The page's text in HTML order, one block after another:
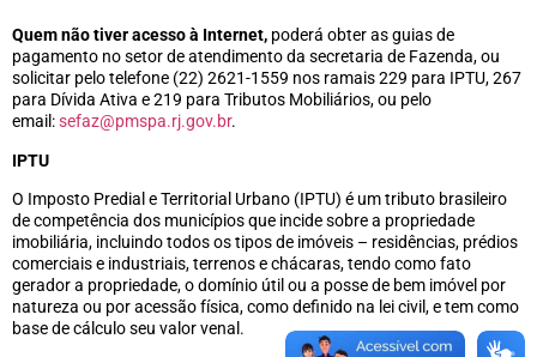
Quem não tiver acesso à Internet, poderá obter as guias de
pagamento no setor de atendimento da secretaria de Fazenda, ou
solicitar pelo telefone (22) 2621-1559 nos ramais 229 para IPTU, 267
para Dívida Ativa e 219 para Tributos Mobiliários, ou pelo
email:sefaz@pmspa.rj.gov.br.
IPTU
O Imposto Predial e Territorial Urbano (IPTU) é um tributo brasileiro
de competência dos municípios que incide sobre a propriedade
imobiliária, incluindo todos os tipos de imóveis – residências, prédios
comerciais e industriais, terrenos e chácaras, tendo como fato
gerador a propriedade, o domínio útil ou a posse de bem imóvel por
natureza ou por acessão física, como definido na lei civil, e tem como
base de cálculo seu valor venal.